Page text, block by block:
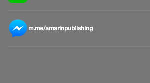
m.me/amarinpublishing